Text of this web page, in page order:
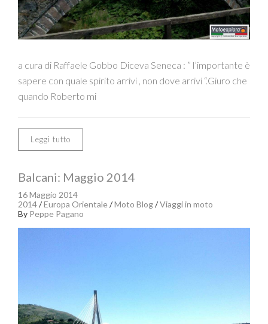
a cura di Raffaele Gobbo Diceva Seneca : ” l’importante è
sapere con quale spirito arrivi , non dove arrivi “.Giuro che
quando Roberto mi
Leggi tutto
Balcani: Maggio 2014
16 Maggio 2014
2014/Europa Orientale/Moto Blog/Viaggi in moto
By Peppe Pagano